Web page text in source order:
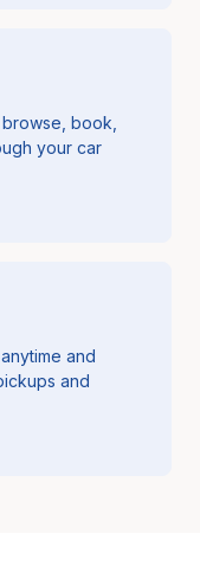
book,
your car
and
and